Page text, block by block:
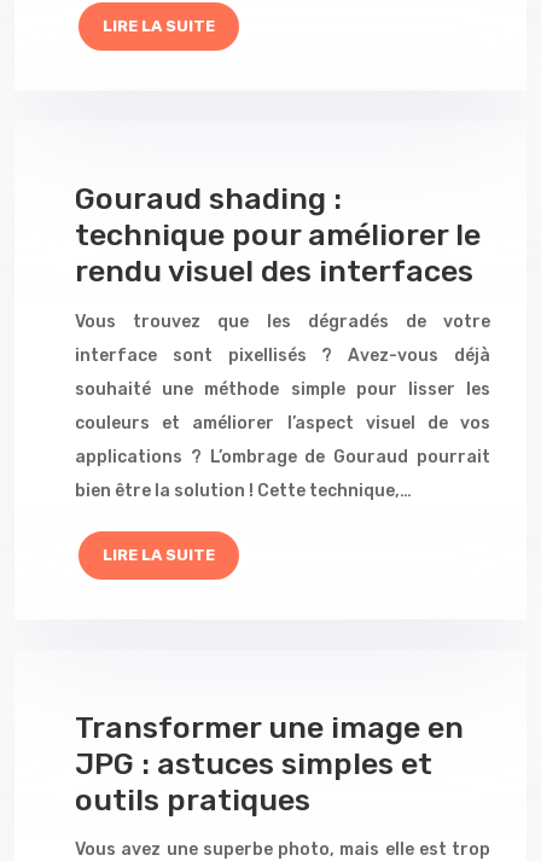
LIRE LA SUITE
Gouraud shading :
technique pour améliorer le
rendu visuel des interfaces
Vous trouvez que les dégradés de votre
interface sont pixellisés ? Avez-vous déjà
souhaité une méthode simple pour lisser les
couleurs et améliorer l’aspect visuel de vos
applications ? L’ombrage de Gouraud pourrait
bien être la solution ! Cette technique,…
LIRE LA SUITE
Transformer une image en
JPG : astuces simples et
outils pratiques
Vous avez une superbe photo, mais elle est trop